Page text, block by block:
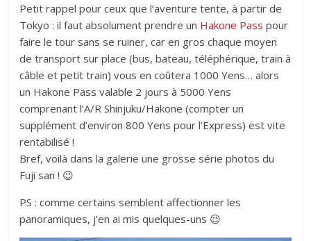
Petit rappel pour ceux que l’aventure tente, à partir de
Tokyo : il faut absolument prendre un Hakone Pass pour
faire le tour sans se ruiner, car en gros chaque moyen
de transport sur place (bus, bateau, téléphérique, train à
câble et petit train) vous en coûtera 1000 Yens… alors
un Hakone Pass valable 2 jours à 5000 Yens
comprenant l’A/R Shinjuku/Hakone (compter un
supplément d’environ 800 Yens pour l’Express) est vite
rentabilisé !
Bref, voilà dans la galerie une grosse série photos du
Fuji san ! 😉
PS : comme certains semblent affectionner les
panoramiques, j’en ai mis quelques-uns 😉